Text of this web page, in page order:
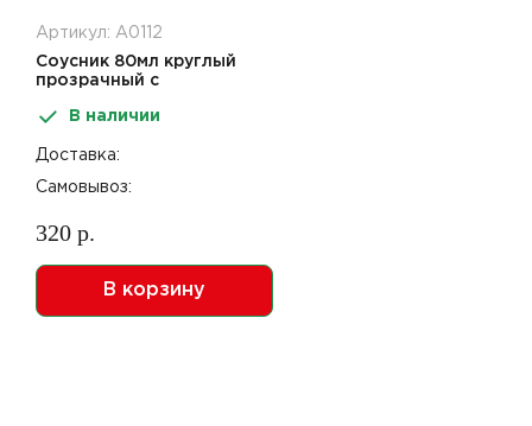
Артикул: А0112
Соусник 80мл круглый
прозрачный с
крышки 80шт ПП В
В наличии
Доставка:
Самовывоз:
320 р.
В корзину